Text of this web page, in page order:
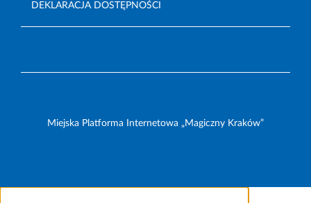
DEKLARACJA DOSTĘPNOŚCI
Miejska Platforma Internetowa „Magiczny Kraków”